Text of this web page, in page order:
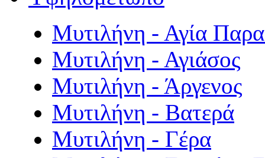
Μυτιλήνη - Αγία
Μυτιλήνη - Αγιάσος
Μυτιλήνη - Άργενος
Μυτιλήνη - Βατερά
Μυτιλήνη - Γέρα